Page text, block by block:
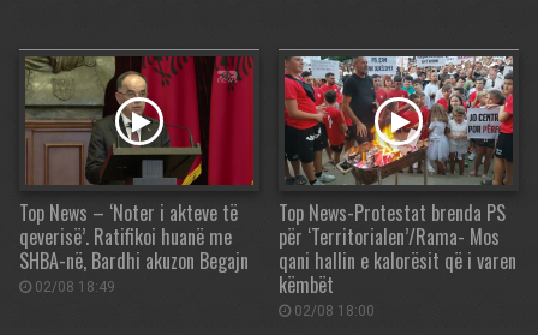
Top News – ‘Noter i akteve të
qeverisë’. Ratifikoi huanë me
SHBA-në, Bardhi akuzon Begajn
02/08 18:49
Top News-Protestat brenda PS
për ‘Territorialen’/Rama- Mos
qani hallin e kalorësit që i varen
këmbët
02/08 18:00